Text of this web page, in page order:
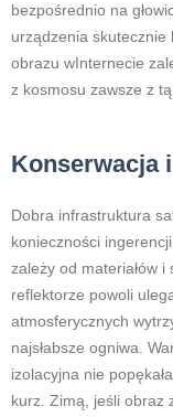
bezpośrednio na
urządzenia
obrazu wInternecie
z kosmosu zawsze z
Konserwacja
Dobra infrastruktura
konieczności
zależy od materiałów
reflektorze powoli
atmosferycznych
najsłabsze ogniwa.
izolacyjna nie
kurz. Zimą, jeśli obraz